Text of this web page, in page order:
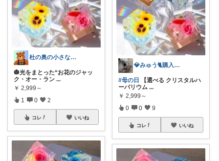
杜の奥の小さなお店 | コバコ
🎃光をまとった“お花のジャッ
ク・オー・ラン ...
￥ 2,999～
1 0 2
コレ いいね
💎みゅう🐈購入感謝(❀ᴗ͈ˬᴗ͈)⁾
#母の日 【選べる クリスタルハ
ーバリウム ...
￥ 2,999～
0 0 9
コレ いいね